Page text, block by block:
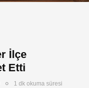
İlçe
Etti
1 dk okuma süresi